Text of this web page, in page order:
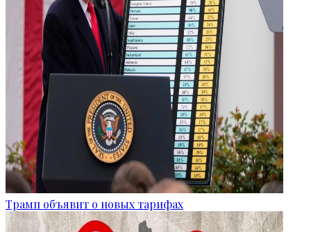
Трамп объявит о новых тарифах